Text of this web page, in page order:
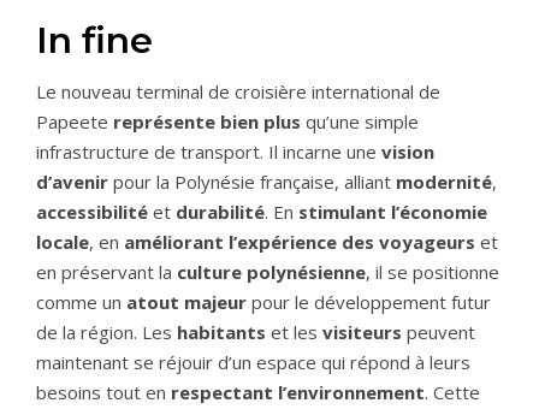
In fine
Le nouveau terminal de croisière international de
Papeete représente bien plus qu’une simple
infrastructure de transport. Il incarne une vision
d’avenir pour la Polynésie française, alliant modernité,
accessibilité et durabilité. En stimulant l’économie
locale, en améliorant l’expérience des voyageurs et
en préservant la culture polynésienne, il se positionne
comme un atout majeur pour le développement futur
de la région. Les habitants et les visiteurs peuvent
maintenant se réjouir d’un espace qui répond à leurs
besoins tout en respectant l’environnement. Cette